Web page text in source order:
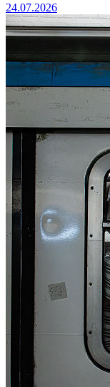
24.07.2026